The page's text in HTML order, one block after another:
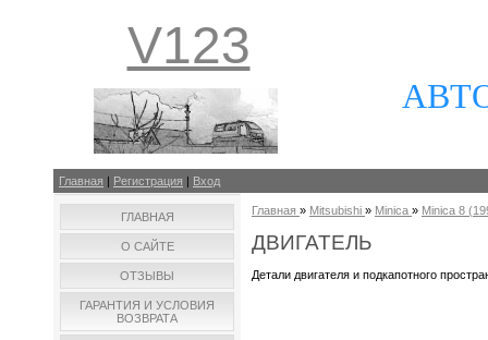
V123
Главная | Регистрация | Вход
ГЛАВНАЯ
О САЙТЕ
ОТЗЫВЫ
ГАРАНТИЯ И УСЛОВИЯ
ВОЗВРАТА
Главная » Mitsubishi » Minica » Minica 8
ДВИГАТЕЛЬ
Детали двигателя и подкапотного